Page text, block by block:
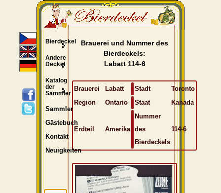
Brauerei und Nummer des
Bierdeckels:
Labatt 114-6
Brauerei Labatt Stadt
Toronto
Region
Ontario Staat Kanada
Erdteil Amerika
Nummer
des
Bierdeckels
114-6
Bierdeckel
Andere
Deckel
Katalog
der
Sammler
Sammler
Gästebuch
Kontakt
Neuigkeiten